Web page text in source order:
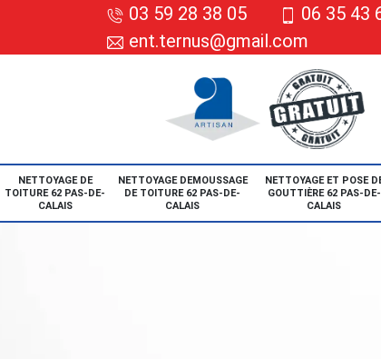
03 59 28 38 05
06 35 43
ent.ternus@gmail.com
NETTOYAGE DE
TOITURE 62 PAS-DE-
CALAIS
NETTOYAGE DEMOUSSAGE
DE TOITURE 62 PAS-DE-
CALAIS
NETTOYAGE ET POSE
GOUTTIÈRE 62 PAS-DE-
CALAIS